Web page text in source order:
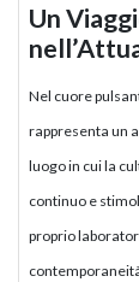
Un
Nel cuore
rappresenta un
luogo in cui la
continuo e
proprio